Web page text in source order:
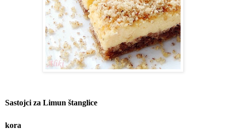
Sastojci za Limun štanglice
kora